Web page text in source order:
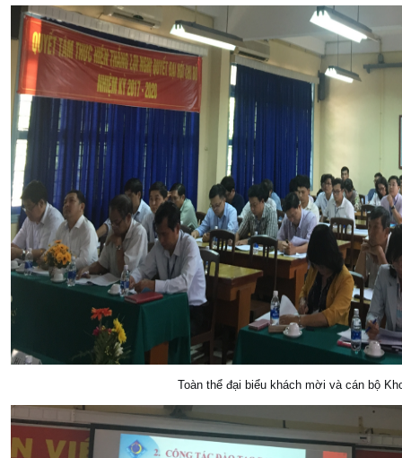
Toàn thể đại biểu khách mời và cán bộ